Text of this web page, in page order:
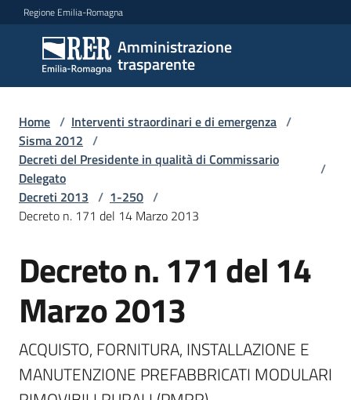
Vai al contenuto
Vai alla navigazione
Vai al footer
Regione Emilia-Romagna
Amministrazione
trasparente
Amministrazione
trasparente
Sottosezioni
Accesso
Home / Interventi straordinari e di emergenza /
Sisma 2012 /
Decreti del Presidente in qualità di Commissario
Delegato
/
Decreti 2013 / 1-250 /
Decreto n. 171 del 14 Marzo 2013
Decreto n. 171 del 14
Marzo 2013
ACQUISTO, FORNITURA, INSTALLAZIONE E
MANUTENZIONE PREFABBRICATI MODULARI